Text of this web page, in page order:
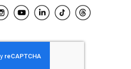
El Salvador
Honduras
Nicaragua